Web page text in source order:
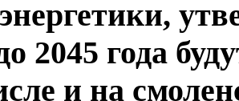
2045 года
и на